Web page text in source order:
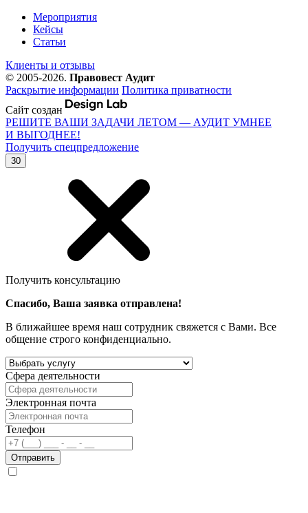
Мероприятия
Кейсы
Статьи
Клиенты и отзывы
© 2005-2026. Правовест Аудит
Раскрытие информации Политика приватности
Сайт создан
РЕШИТЕ ВАШИ ЗАДАЧИ ЛЕТОМ — АУДИТ УМНЕЕ
И ВЫГОДНЕЕ!
Получить спецпредложение
30
Получить консультацию
Спасибо, Ваша заявка отправлена!
В ближайшее время наш сотрудник свяжется с Вами. Все
общение строго конфиденциально.
Сфера деятельности
Электронная почта
Телефон
Отправить